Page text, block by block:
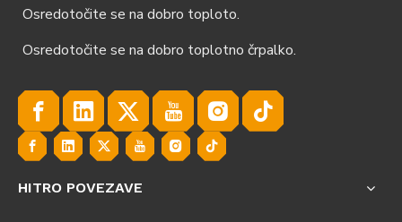
Osredotočite se na dobro toploto.
Osredotočite se na dobro toplotno črpalko.
HITRO POVEZAVE